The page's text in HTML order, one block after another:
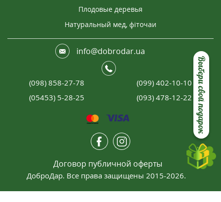
Выбери свой подарок
Плодовые деревья
Натуральный мед, фіточаи
info@dobrodar.ua
(098) 858-27-78
(099) 402-10-10
(05453) 5-28-25
(093) 478-12-22
Договор публичной оферты
ДоброДар. Все права защищены 2015-2026.